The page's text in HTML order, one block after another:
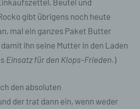
Beutel und
gibt übrigens noch heute
mal ein ganzes Paket Butter
ihn seine Mutter in den Laden
Einsatz für den Klops-Frieden.)
den absoluten
der trat dann ein, wenn weder